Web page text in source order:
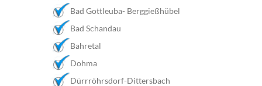
Bad Gottleuba- Berggießhübel
Bad Schandau
Bahretal
Dohma
Dürrröhrsdorf-Dittersbach